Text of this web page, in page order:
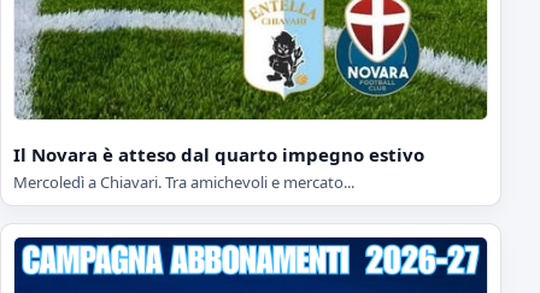
Il Novara è atteso dal quarto impegno estivo
Mercoledì a Chiavari. Tra amichevoli e mercato...